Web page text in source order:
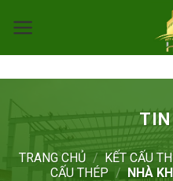
TRANG CHỦ / KẾT CẤU
CẤU THÉP / NHÀ